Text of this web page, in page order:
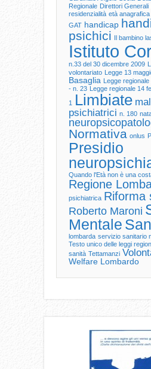
Regionale Direttori Generali
residenzialità età anagrafica
GAT handicap
psichici Il bambino
Istituto
n.33 del 30 dicembre 2009
volontariato Legge 13
Basaglia Legge
- n. 23 Legge regionale 14
1
Limbiate
psichiatrici n. 180
Normativa onlus
Presidio
Quando l'Età non è una
Regione
psichiatrica Riforma
Roberto Maroni
Mentale
lombarda servizio sanitario
Testo unico delle leggi
sanità Tettamanzi
Welfare Lombardo